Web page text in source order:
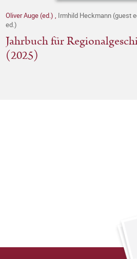
Oliver Auge (ed.) , Irmhild Heckmann (guest
ed.)
Jahrbuch für
(2025)